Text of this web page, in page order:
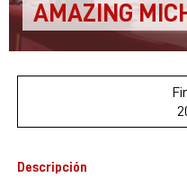
AMAZING
Descripción